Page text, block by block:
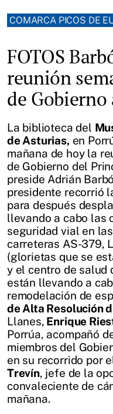
COMARCA PICOS DE
FOTOS
reunión
de Gobierno
La biblioteca del
de Asturias, en
mañana de hoy la
de Gobierno del
preside Adrián
presidente recorrió
para después
llevando a cabo las
seguridad vial en
carreteras AS-379,
(glorietas que se
y el centro de salud
están llevando a
remodelación de
de Alta Resolución
Llanes, Enrique
Porrúa, acompañó
miembros del
en su recorrido por
Trevín, jefe de la
convaleciente de
mañana.